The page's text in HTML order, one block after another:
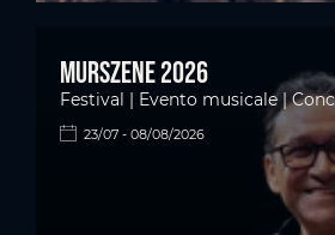
Murszene 2026
Festival | Evento musicale |
23/07 - 08/08/2026